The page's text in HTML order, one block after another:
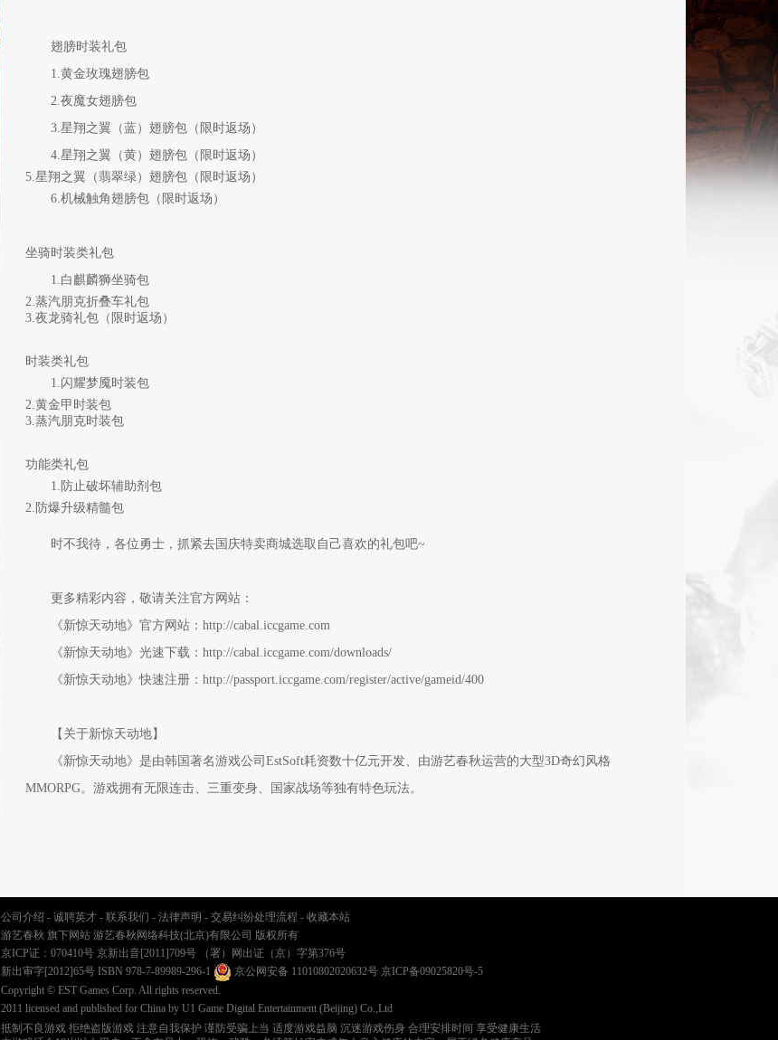
驭魔师
新版本-无
战场
翅膀时装礼包
1.黄金玫瑰翅膀包
2.夜魔女翅膀包
3.星翔之翼（蓝）翅膀包（限时返场）
4.星翔之翼（黄）翅膀包（限时返场）
5.星翔之翼（翡翠绿）翅膀包（限时返场）
6.机械触角翅膀包（限时返场）
坐骑时装类礼包
1.白麒麟狮坐骑包
2.蒸汽朋克折叠车礼包
3.夜龙骑礼包（限时返场）
时装类礼包
1.闪耀梦魇时装包
2.黄金甲时装包
3.蒸汽朋克时装包
功能类礼包
1.防止破坏辅助剂包
2.防爆升级精髓包
时不我待，各位勇士，抓紧去国庆特卖商城选取自己喜欢的礼包吧~
更多精彩内容，敬请关注官方网站：
《新惊天动地》官方网站：http://cabal.iccgame.com
《新惊天动地》光速下载：http://cabal.iccgame.com/downloads/
《新惊天动地》快速注册：http://passport.iccgame.com/register/active/gameid/400
【关于新惊天动地】
《新惊天动地》是由韩国著名游戏公司EstSoft耗资数十亿元开发、由游艺春秋运营的大型3D奇幻风格
MMORPG。游戏拥有无限连击、三重变身、国家战场等独有特色玩法。
公司介绍 - 诚聘英才 - 联系我们 - 法律声明 - 交易纠纷处理流程 - 收藏本站
游艺春秋 旗下网站 游艺春秋网络科技(北京)有限公司 版权所有
京ICP证：070410号 京新出音[2011]709号
（署）网出证（京）字第376号
新出审字[2012]65号 ISBN 978-7-89989-296-1
京公网安备 11010802020632号 京ICP备09025820号-5
Copyright © EST Games Corp. All rights reserved.
2011 licensed and published for China by U1 Game Digital Entertainment (Beijing) Co.,Ltd
抵制不良游戏 拒绝盗版游戏 注意自我保护 谨防受骗上当 适度游戏益脑 沉迷游戏伤身 合理安排时间 享受健康生活